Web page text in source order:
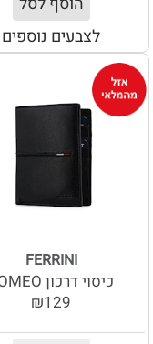
לצבעים נוספים
FERRINI
כיסוי דרכון ROMEO
₪129